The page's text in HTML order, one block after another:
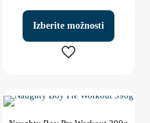
od
do
Izberite možnosti
ima